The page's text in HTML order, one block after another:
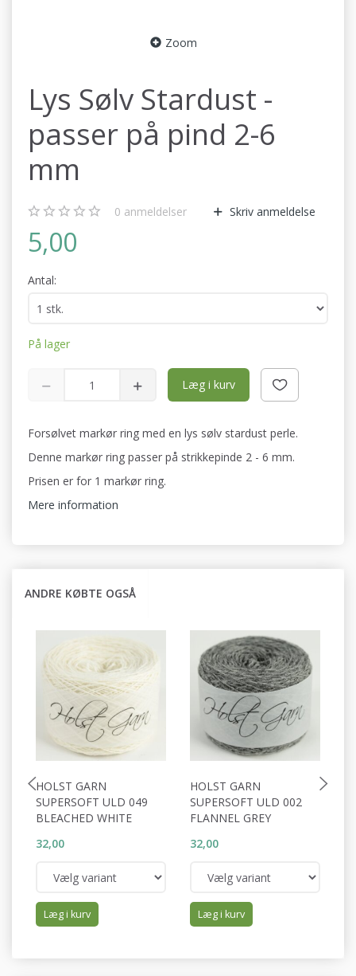
Zoom
Lys Sølv Stardust -
passer på pind 2-6
mm
0 anmeldelser Skriv anmeldelse
5,00
Antal:
På lager
Læg i kurv
Forsølvet markør ring med en lys sølv stardust perle.
Denne markør ring passer på strikkepinde 2 - 6 mm.
Prisen er for 1 markør ring.
Mere information
ANDRE KØBTE OGSÅ
HOLST GARN
SUPERSOFT ULD 049
BLEACHED WHITE
32,00
Læg i kurv
HOLST GARN
SUPERSOFT ULD 002
FLANNEL GREY
32,00
Læg i kurv